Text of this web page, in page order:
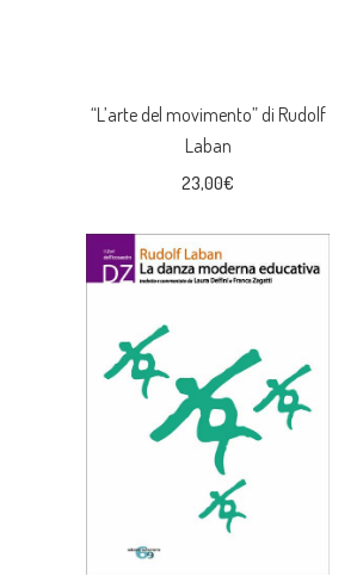
“L’arte del movimento” di Rudolf
Laban
23,00€